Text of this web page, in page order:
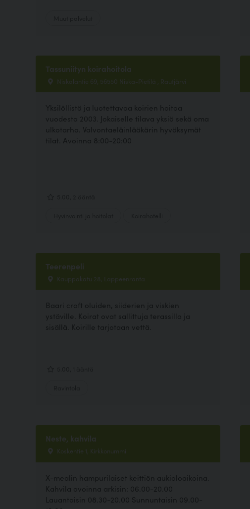
Tassuniityn koirahoitola
Niskalantie 69, 56550 Niska-Pietilä , Rautjärvi
Yksilöllistä ja luotettavaa koirien hoitoa
vuodesta 2003. Jokaiselle tilava yksiö sekä oma
ulkotarha. Valvontaeläinlääkärin hyväksymät
tilat. Avoinna 8:00-20:00
Teerenpeli
Kauppakatu 28, Lappeenranta
Baari craft oluiden, siiderien ja viskien
ystäville. Koirat ovat sallittuja terassilla ja
sisällä. Koirille tarjotaan vettä.
Neste, kahvila
Koskentie 1, Kirkkonummi
X-mealin hampurilaiset keittiön aukioloaikoina.
Kahvila avoinna arkisin: 06.00-20.00
Lauantaisin 08.30-20.00 Sunnuntaisin 09.00-